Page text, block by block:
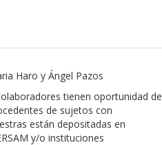
Haro y Ángel Pazos
tienen oportunidad de
de sujetos con
están depositadas en
y/o instituciones